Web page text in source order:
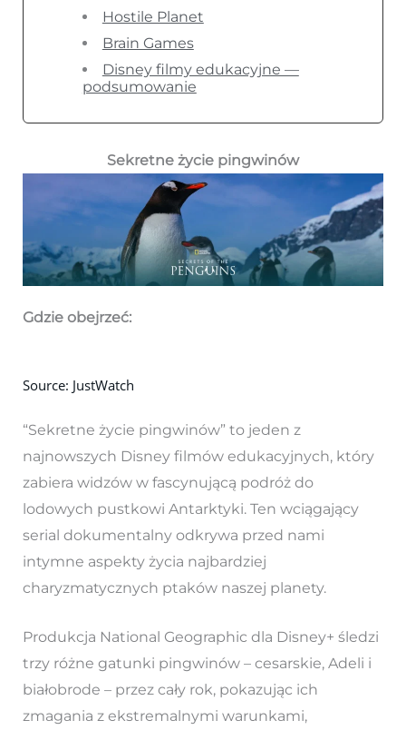
Hostile Planet
Brain Games
Disney filmy edukacyjne —
podsumowanie
Sekretne życie pingwinów
Gdzie obejrzeć:
Source: JustWatch
“Sekretne życie pingwinów” to jeden z
najnowszych Disney filmów edukacyjnych, który
zabiera widzów w fascynującą podróż do
lodowych pustkowi Antarktyki. Ten wciągający
serial dokumentalny odkrywa przed nami
intymne aspekty życia najbardziej
charyzmatycznych ptaków naszej planety.
Produkcja National Geographic dla Disney+ śledzi
trzy różne gatunki pingwinów – cesarskie, Adeli i
białobrode – przez cały rok, pokazując ich
zmagania z ekstremalnymi warunkami,